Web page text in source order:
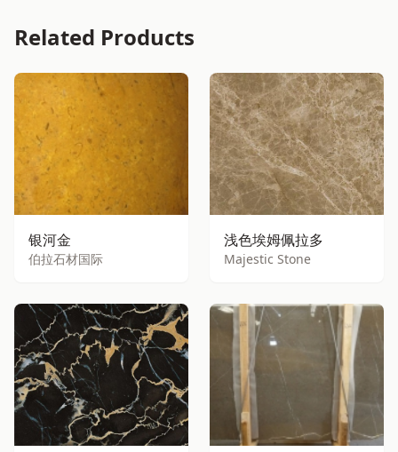
Related Products
银河金
伯拉石材国际
浅色埃姆佩拉多
Majestic Stone